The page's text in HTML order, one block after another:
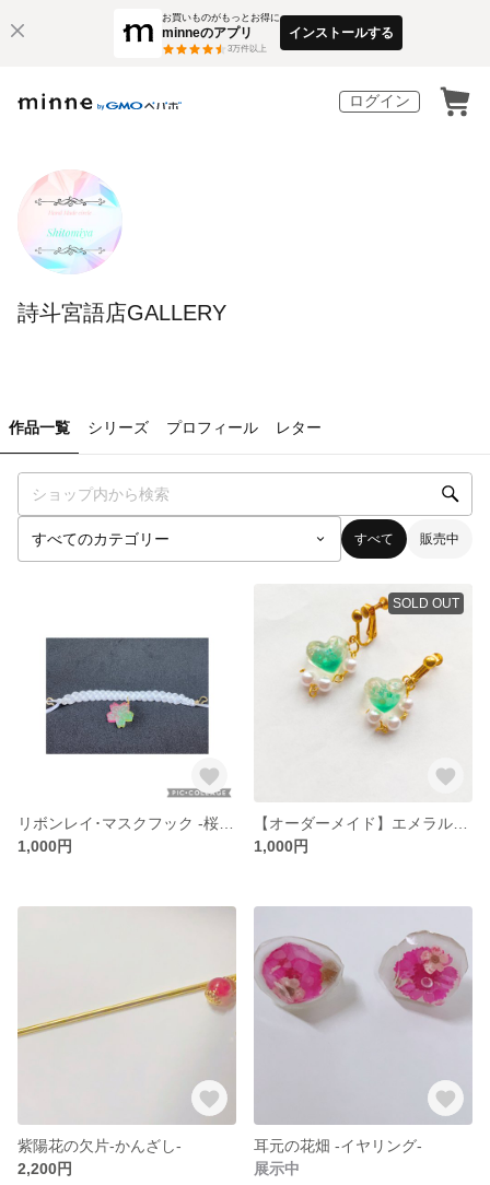
お買いものがもっとお得に
minneのアプリ
3万件以上
インストールする
ログイン
詩斗宮語店GALLERY
作品一覧 シリーズ プロフィール レター
すべて 販売中
1,000円
SOLD OUT
1,000円
紫陽花の欠片-かんざし-
2,200円
耳元の花畑 -イヤリング-
展示中